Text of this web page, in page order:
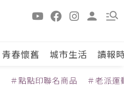
青春懷舊 城市生活 讀報
＃點點印聯名商品 ＃老派運